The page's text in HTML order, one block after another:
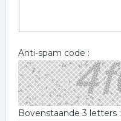
Anti-spam code :
Bovenstaande 3 letters :